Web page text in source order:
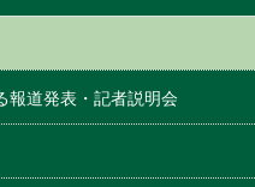
報道発表・記者説明会